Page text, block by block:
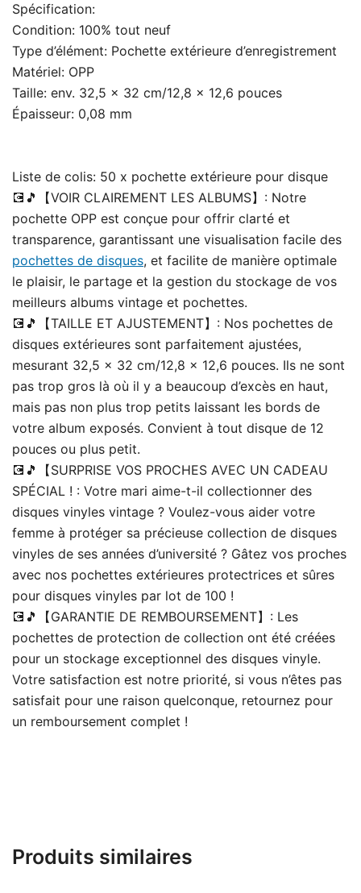
Spécification:
Condition: 100% tout neuf
Type d’élément: Pochette extérieure d’enregistrement
Matériel: OPP
Taille: env. 32,5 x 32 cm/12,8 x 12,6 pouces
Épaisseur: 0,08 mm
Liste de colis: 50 x pochette extérieure pour disque
💽🎵【VOIR CLAIREMENT LES ALBUMS】: Notre
pochette OPP est conçue pour offrir clarté et
transparence, garantissant une visualisation facile des
pochettes de disques, et facilite de manière optimale
le plaisir, le partage et la gestion du stockage de vos
meilleurs albums vintage et pochettes.
💽🎵【TAILLE ET AJUSTEMENT】: Nos pochettes de
disques extérieures sont parfaitement ajustées,
mesurant 32,5 x 32 cm/12,8 x 12,6 pouces. Ils ne sont
pas trop gros là où il y a beaucoup d’excès en haut,
mais pas non plus trop petits laissant les bords de
votre album exposés. Convient à tout disque de 12
pouces ou plus petit.
💽🎵【SURPRISE VOS PROCHES AVEC UN CADEAU
SPÉCIAL ! : Votre mari aime-t-il collectionner des
disques vinyles vintage ? Voulez-vous aider votre
femme à protéger sa précieuse collection de disques
vinyles de ses années d’université ? Gâtez vos proches
avec nos pochettes extérieures protectrices et sûres
pour disques vinyles par lot de 100 !
💽🎵【GARANTIE DE REMBOURSEMENT】: Les
pochettes de protection de collection ont été créées
pour un stockage exceptionnel des disques vinyle.
Votre satisfaction est notre priorité, si vous n’êtes pas
satisfait pour une raison quelconque, retournez pour
un remboursement complet !
Produits similaires